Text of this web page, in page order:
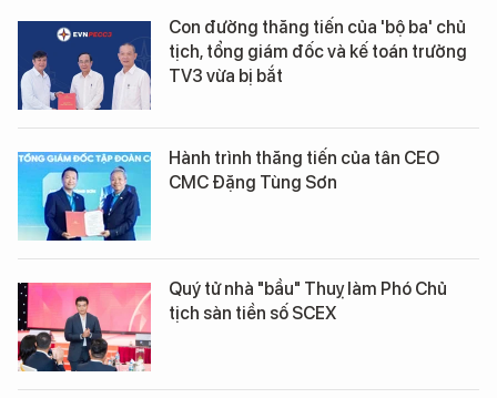
Con đường thăng tiến của 'bộ ba' chủ
tịch, tổng giám đốc và kế toán trưởng
TV3 vừa bị bắt
Hành trình thăng tiến của tân CEO
CMC Đặng Tùng Sơn
Quý tử nhà "bầu" Thuỵ làm Phó Chủ
tịch sàn tiền số SCEX